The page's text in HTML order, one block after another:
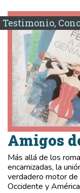
Testimonio,
Amigos
Más allá de los
encarnizadas, la
verdadero motor de
Occidente y